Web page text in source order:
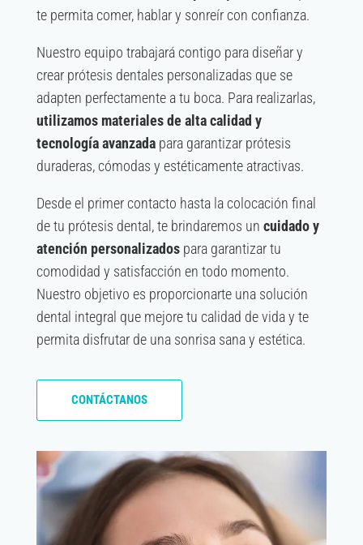
te permita comer, hablar y sonreír con confianza.
Nuestro equipo trabajará contigo para diseñar y
crear prótesis dentales personalizadas que se
adapten perfectamente a tu boca. Para realizarlas,
utilizamos materiales de alta calidad y
tecnología avanzadapara garantizar prótesis
duraderas, cómodas y estéticamente atractivas.
Desde el primer contacto hasta la colocación final
de tu prótesis dental, te brindaremos un cuidado y
atención personalizadospara garantizar tu
comodidad y satisfacción en todo momento.
Nuestro objetivo es proporcionarte una solución
dental integral que mejore tu calidad de vida y te
permita disfrutar de una sonrisa sana y estética.
CONTÁCTANOS